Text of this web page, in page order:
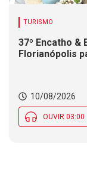
TURISMO
37º Encatho
Florianópolis
10/08/2026
OUVIR 03:00